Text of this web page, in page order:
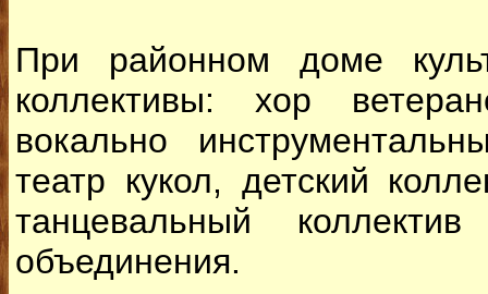
При районном доме
коллективы: хор
вокально
театр кукол, детский
танцевальный
объединения.